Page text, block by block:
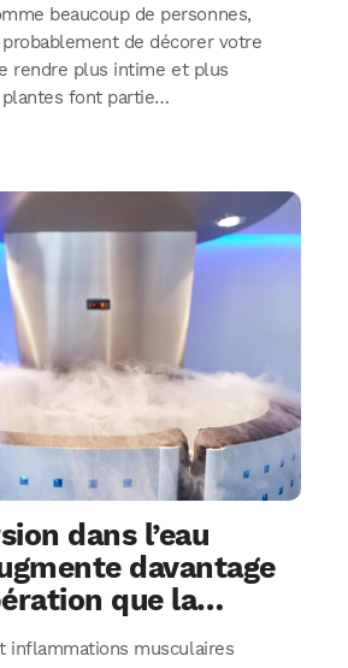
beaucoup de personnes,
de décorer votre
rendre plus intime et plus
plantes font partie…
dans l’eau
davantage
que la
inflammations musculaires